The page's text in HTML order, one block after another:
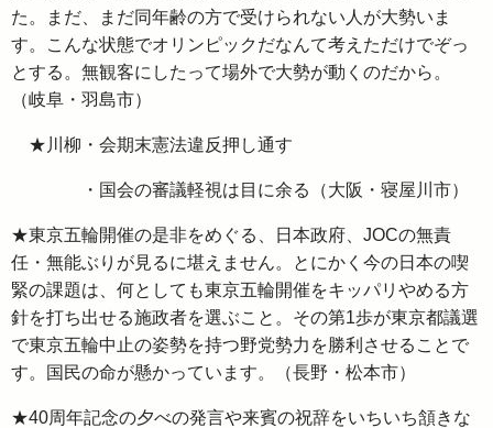
た。まだ、まだ同年齢の方で受けられない人が大勢いま
す。こんな状態でオリンピックだなんて考えただけでぞっ
とする。無観客にしたって場外で大勢が動くのだから。
（岐阜・羽島市）
★川柳・会期末憲法違反押し通す
・国会の審議軽視は目に余る（大阪・寝屋川市）
★東京五輪開催の是非をめぐる、日本政府、JOCの無責
任・無能ぶりが見るに堪えません。とにかく今の日本の喫
緊の課題は、何としても東京五輪開催をキッパリやめる方
針を打ち出せる施政者を選ぶこと。その第1歩が東京都議選
で東京五輪中止の姿勢を持つ野党勢力を勝利させることで
す。国民の命が懸かっています。（長野・松本市）
★40周年記念の夕べの発言や来賓の祝辞をいちいち頷きな